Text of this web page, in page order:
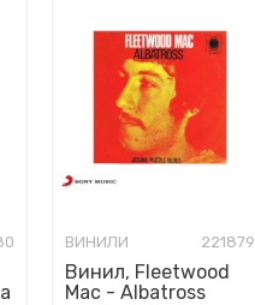
ВИНИЛИ 221879
Винил, Fleetwood
Mac - Albatross